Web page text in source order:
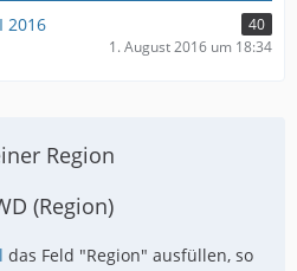
2016
40
1. August 2016 um 18:34
Region
(Region)
das Feld "Region" ausfüllen, so